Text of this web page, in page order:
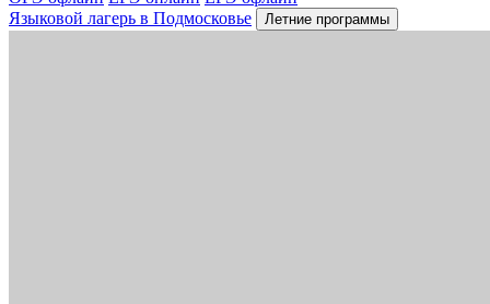
Языковой лагерь в Подмосковье
Летние программы